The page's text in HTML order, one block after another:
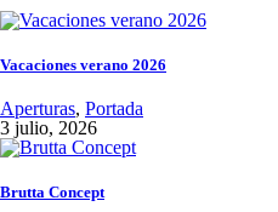
Vacaciones verano 2026
Aperturas, Portada
3 julio, 2026
Brutta Concept